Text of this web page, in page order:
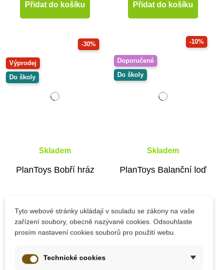
Přidat do košíku Přidat do košíku
-30%
Výprodej
Do školy
Skladem
PlanToys Bobří hráz
718 Kč 1 025 Kč
-10%
Doporučené
Do školy
Skladem
PlanToys Balanční loď
504 Kč 560 Kč
Přidat do košíku
Tyto webové stránky ukládají v souladu se zákony na vaše
zařízení soubory, obecně nazývané cookies. Odsouhlaste
prosím nastavení cookies souborů pro použití webu.
Technické cookies